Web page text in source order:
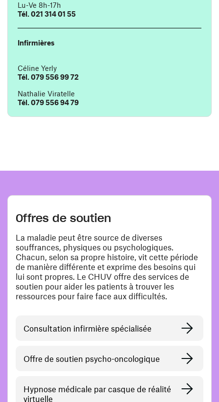
Lu-Ve 8h-17h
Tél. 021 314 01 55
Infirmières
Céline Yerly
Tél. 079 556 99 72
Nathalie Viratelle
Tél. 079 556 94 79
Offres de soutien
La maladie peut être source de diverses
souffrances, physiques ou psychologiques.
Chacun, selon sa propre histoire, vit cette période
de manière différente et exprime des besoins qui
lui sont propres. Le CHUV offre des services de
soutien pour aider les patients à trouver les
ressources pour faire face aux difficultés.
Consultation infirmière spécialisée
Offre de soutien psycho-oncologique
Hypnose médicale par casque de réalité
virtuelle